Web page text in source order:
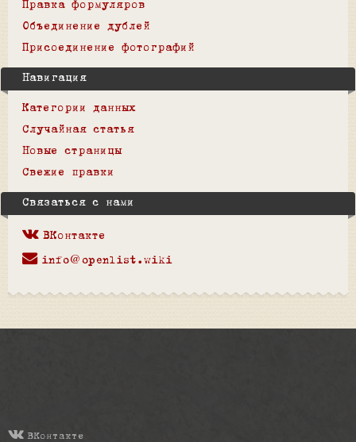
Правка формуляров
Объединение дублей
Присоединение фотографий
Навигация
Категории данных
Случайная статья
Новые страницы
Свежие правки
Связаться с нами
ВКонтакте
info@openlist.wiki
ВКонтакте